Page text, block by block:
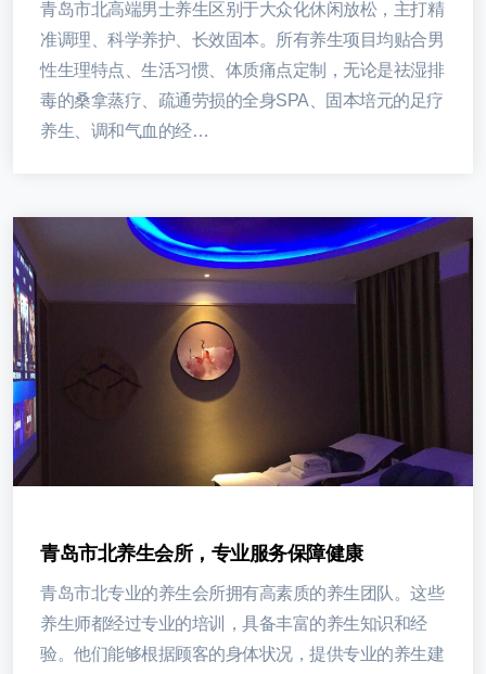
青岛市北高端男士养生区别于大众化休闲放松，主打精
准调理、科学养护、长效固本。所有养生项目均贴合男
性生理特点、生活习惯、体质痛点定制，无论是祛湿排
毒的桑拿蒸疗、疏通劳损的全身SPA、固本培元的足疗
养生、调和气血的经…
青岛市北养生会所，专业服务保障健康
青岛市北专业的养生会所拥有高素质的养生团队。这些
养生师都经过专业的培训，具备丰富的养生知识和经
验。他们能够根据顾客的身体状况，提供专业的养生建